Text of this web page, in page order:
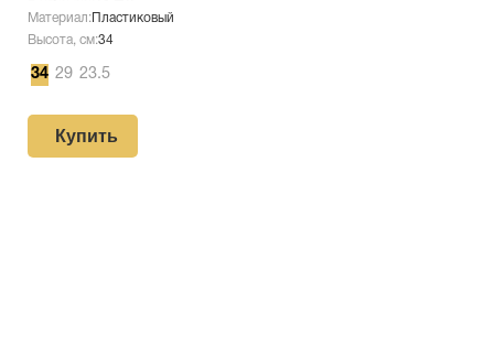
Материал: Пластиковый
Высота, см:34
34 29 23.5
Купить